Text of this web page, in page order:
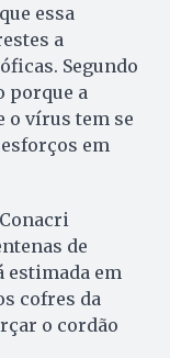
essa
a
Segundo
porque a
o vírus tem se
em
de
estimada em
cofres da
o cordão